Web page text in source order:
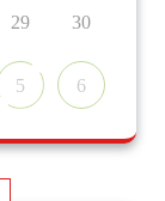
29 30
5 6